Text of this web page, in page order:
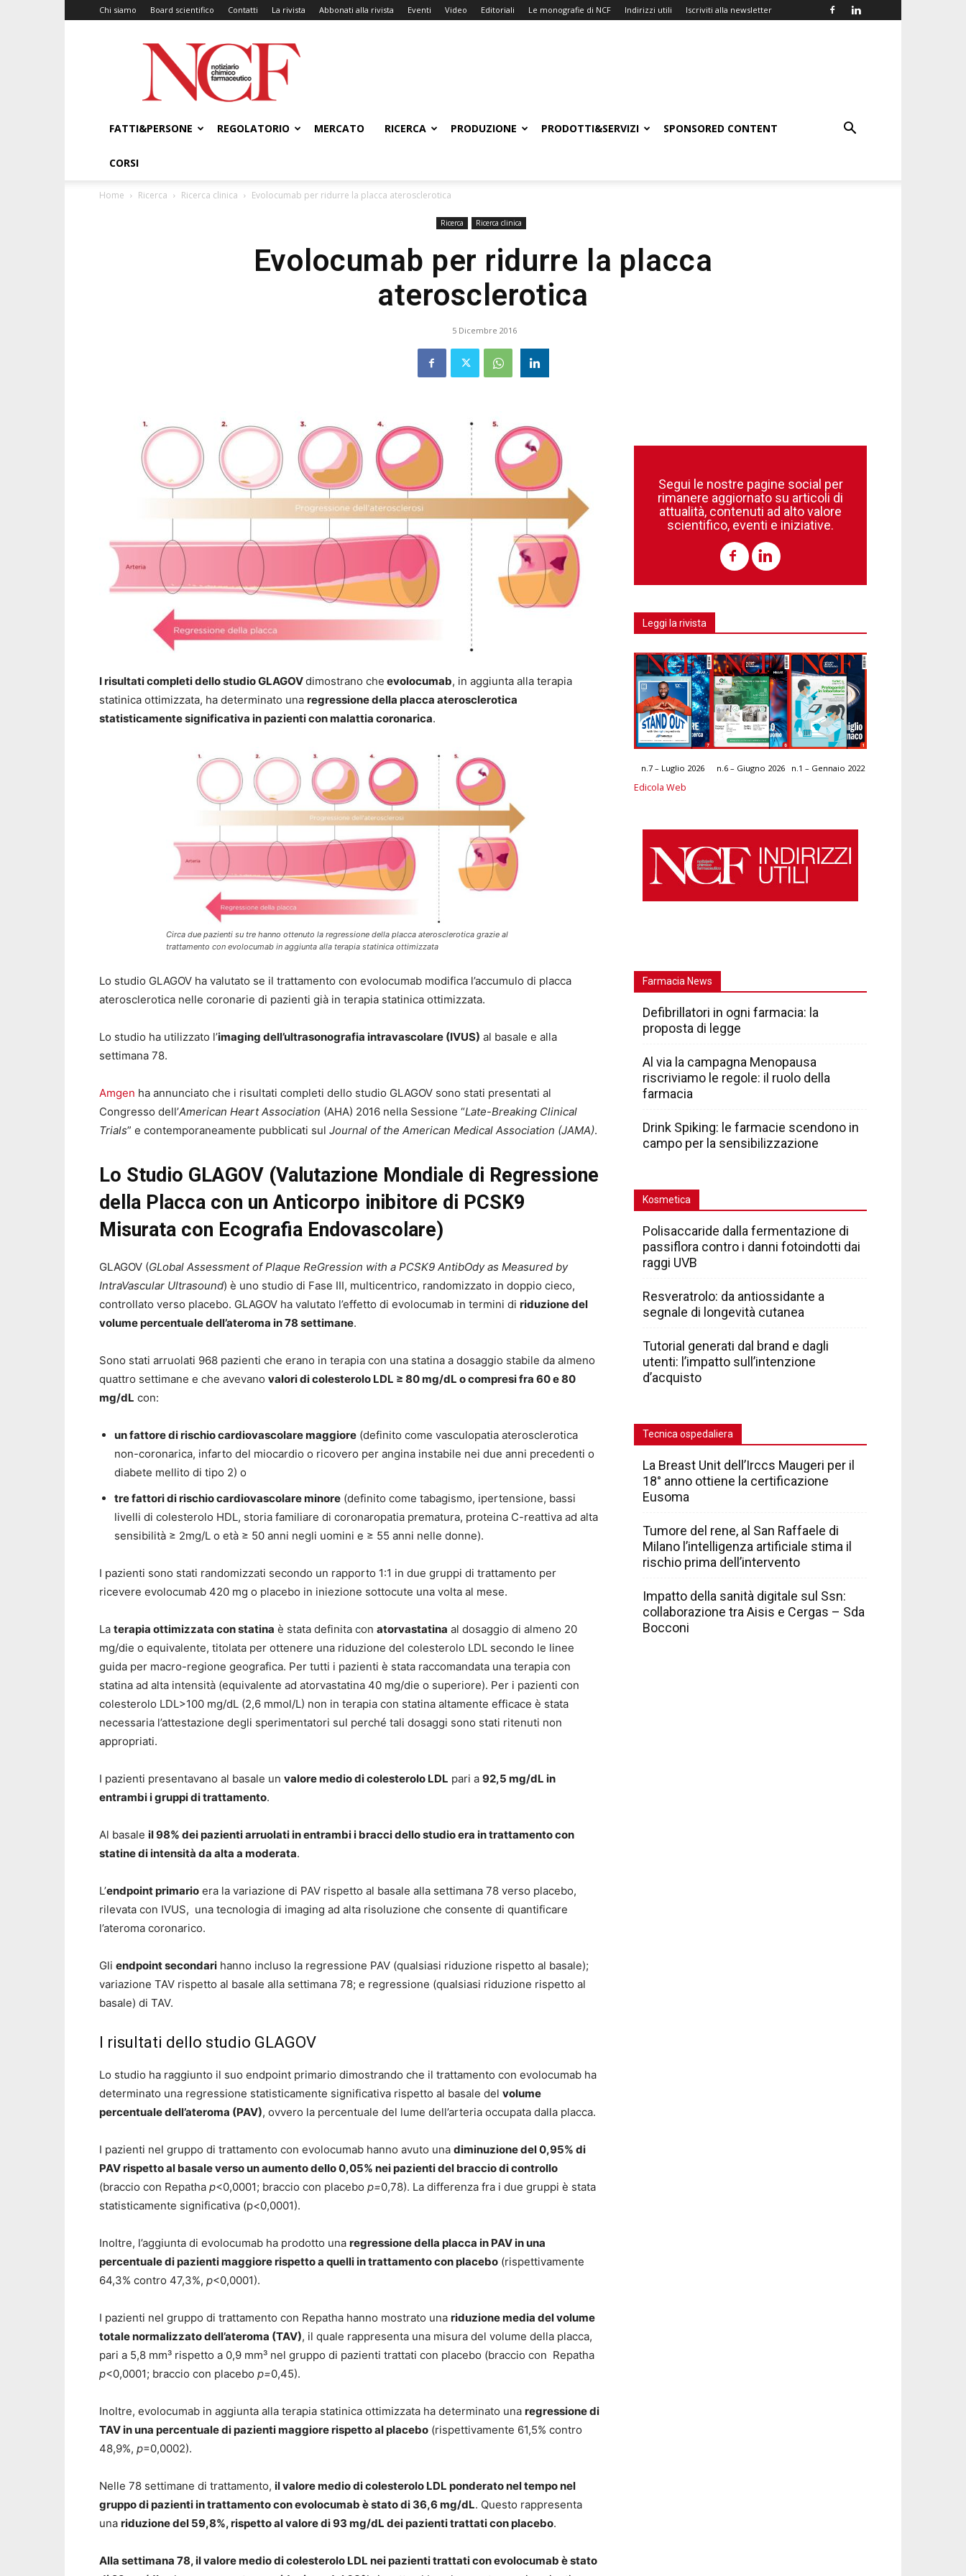
Chi siamo Board scientifico Contatti La rivista Abbonati alla rivista Eventi Video Editoriali Le monografie di NCF Indirizzi utili Iscriviti alla newsletter
NCF
–
Notiziario
Chimico
FATTI&PERSONE
REGOLATORIO MERCATO RICERCA PRODUZIONE PRODOTTI&SERVIZI SPONSORED CONTENT
CORSI
Home Ricerca Ricerca clinica Evolocumab per ridurre la placca aterosclerotica
Ricerca Ricerca clinica
Evolocumab per ridurre la placca
aterosclerotica
5 Dicembre 2016
I risultati completi dello studio GLAGOVdimostrano che evolocumab, in aggiunta alla terapia
statinica ottimizzata, ha determinato una regressione della placca aterosclerotica
statisticamente significativa in pazienti con malattia coronarica.
Circa due pazienti su tre hanno ottenuto la regressione della placca aterosclerotica grazie al
trattamento con evolocumab in aggiunta alla terapia statinica ottimizzata
Lo studio GLAGOV ha valutato se il trattamento con evolocumab modifica l’accumulo di placca
aterosclerotica nelle coronarie di pazienti già in terapia statinica ottimizzata.
Lo studio ha utilizzato l’imaging dell’ultrasonografia intravascolare (IVUS) al basale e alla
settimana 78.
Amgen ha annunciato che i risultati completi dello studio GLAGOV sono stati presentati al
Congresso dell’American Heart Association (AHA) 2016 nella Sessione “Late-Breaking Clinical
Trials” e contemporaneamente pubblicati sul Journal of the American Medical Association (JAMA).
Lo Studio GLAGOV (Valutazione Mondiale di Regressione
della Placca con un Anticorpo inibitore di PCSK9
Misurata con Ecografia Endovascolare)
GLAGOV (GLobal Assessment of Plaque ReGression with a PCSK9 AntibOdy as Measured by
IntraVascular Ultrasound) è uno studio di Fase III, multicentrico, randomizzato in doppio cieco,
controllato verso placebo. GLAGOV ha valutato l’effetto di evolocumab in termini di riduzione del
volume percentuale dell’ateroma in 78 settimane.
Sono stati arruolati 968 pazienti che erano in terapia con una statina a dosaggio stabile da almeno
quattro settimane e che avevano valori di colesterolo LDL ≥ 80 mg/dL o compresi fra 60 e 80
mg/dL con:
un fattore di rischio cardiovascolare maggiore (definito come vasculopatia aterosclerotica
non-coronarica, infarto del miocardio o ricovero per angina instabile nei due anni precedenti o
diabete mellito di tipo 2) o
tre fattori di rischio cardiovascolare minore (definito come tabagismo, ipertensione, bassi
livelli di colesterolo HDL, storia familiare di coronaropatia prematura, proteina C-reattiva ad alta
sensibilità ≥ 2mg/L o età ≥ 50 anni negli uomini e ≥ 55 anni nelle donne).
I pazienti sono stati randomizzati secondo un rapporto 1:1 in due gruppi di trattamento per
ricevere evolocumab 420 mg o placebo in iniezione sottocute una volta al mese.
La terapia ottimizzata con statina è stata definita con atorvastatina al dosaggio di almeno 20
mg/die o equivalente, titolata per ottenere una riduzione del colesterolo LDL secondo le linee
guida per macro-regione geografica. Per tutti i pazienti è stata raccomandata una terapia con
statina ad alta intensità (equivalente ad atorvastatina 40 mg/die o superiore). Per i pazienti con
colesterolo LDL>100 mg/dL (2,6 mmol/L) non in terapia con statina altamente efficace è stata
necessaria l’attestazione degli sperimentatori sul perché tali dosaggi sono stati ritenuti non
appropriati.
I pazienti presentavano al basale un valore medio di colesterolo LDL pari a 92,5 mg/dL in
entrambi i gruppi di trattamento.
Al basale il 98% dei pazienti arruolati in entrambi i bracci dello studio era in trattamento con
statine di intensità da alta a moderata.
L’endpoint primario era la variazione di PAV rispetto al basale alla settimana 78 verso placebo,
rilevata con IVUS, una tecnologia di imaging ad alta risoluzione che consente di quantificare
l’ateroma coronarico.
Gli endpoint secondari hanno incluso la regressione PAV (qualsiasi riduzione rispetto al basale);
variazione TAV rispetto al basale alla settimana 78; e regressione (qualsiasi riduzione rispetto al
basale) di TAV.
I risultati dello studio GLAGOV
Lo studio ha raggiunto il suo endpoint primario dimostrando che il trattamento con evolocumab ha
determinato una regressione statisticamente significativa rispetto al basale del volume
percentuale dell’ateroma (PAV), ovvero la percentuale del lume dell’arteria occupata dalla placca.
I pazienti nel gruppo di trattamento con evolocumab hanno avuto una diminuzione del 0,95% di
PAV rispetto al basale verso un aumento dello 0,05% nei pazienti del braccio di controllo
(braccio con Repatha p<0,0001; braccio con placebo p=0,78). La differenza fra i due gruppi è stata
statisticamente significativa (p<0,0001).
Inoltre, l’aggiunta di evolocumab ha prodotto una regressione della placca in PAV in una
percentuale di pazienti maggiore rispetto a quelli in trattamento con placebo (rispettivamente
64,3% contro 47,3%, p<0,0001).
I pazienti nel gruppo di trattamento con Repatha hanno mostrato una riduzione media del volume
totale normalizzato dell’ateroma (TAV), il quale rappresenta una misura del volume della placca,
pari a 5,8 mm³ rispetto a 0,9 mm³ nel gruppo di pazienti trattati con placebo (braccio con Repatha
p<0,0001; braccio con placebo p=0,45).
Inoltre, evolocumab in aggiunta alla terapia statinica ottimizzata ha determinato una regressione di
TAV in una percentuale di pazienti maggiore rispetto al placebo (rispettivamente 61,5% contro
48,9%, p=0,0002).
Nelle 78 settimane di trattamento, il valore medio di colesterolo LDL ponderato nel tempo nel
gruppo di pazienti in trattamento con evolocumab è stato di 36,6 mg/dL. Questo rappresenta
una riduzione del 59,8%, rispetto al valore di 93 mg/dL dei pazienti trattati con placebo.
Alla settimana 78, il valore medio di colesterolo LDL nei pazienti trattati con evolocumab è stato
Segui le nostre pagine social per
rimanere aggiornato su articoli di
attualità, contenuti ad alto valore
scientifico, eventi e iniziative.
Leggi la rivista
n.7 – Luglio 2026 n.6 – Giugno 2026 n.1 – Gennaio 2022
Edicola Web
Farmacia News
Defibrillatori in ogni farmacia: la
proposta di legge
Al via la campagna Menopausa
riscriviamo le regole: il ruolo della
farmacia
Drink Spiking: le farmacie scendono in
campo per la sensibilizzazione
Kosmetica
Polisaccaride dalla fermentazione di
passiflora contro i danni fotoindotti dai
raggi UVB
Resveratrolo: da antiossidante a
segnale di longevità cutanea
Tutorial generati dal brand e dagli
utenti: l’impatto sull’intenzione
d’acquisto
Tecnica ospedaliera
La Breast Unit dell’Irccs Maugeri per il
18° anno ottiene la certificazione
Eusoma
Tumore del rene, al San Raffaele di
Milano l’intelligenza artificiale stima il
rischio prima dell’intervento
Impatto della sanità digitale sul Ssn:
collaborazione tra Aisis e Cergas – Sda
Bocconi